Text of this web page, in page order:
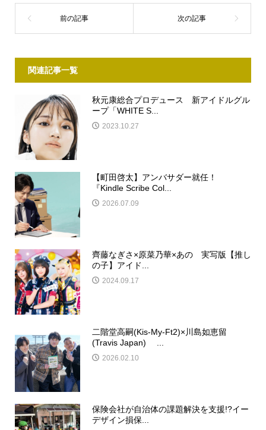
関連記事一覧
秋元康総合プロデュース 新アイドルグル
ープ「WHITE S...
2023.10.27
【町田啓太】アンバサダー就任！
『Kindle Scribe Col...
2026.07.09
齊藤なぎさ×原菜乃華×あの 実写版【推し
の子】アイド...
2024.09.17
二階堂高嗣(Kis-My-Ft2)×川島如恵留
(Travis Japan) ...
2026.02.10
保険会社が自治体の課題解決を支援!?イー
デザイン損保...